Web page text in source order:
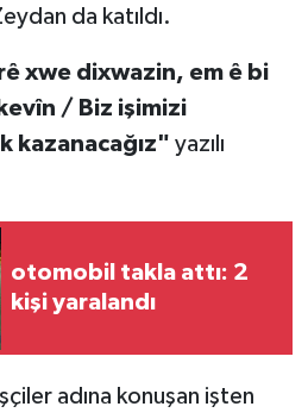
da katıldı.
xwe dixwazin, em ê bi
/ Biz işimizi
kazanacağız" yazılı
otomobil takla attı: 2
kişi yaralandı
adına konuşan işten